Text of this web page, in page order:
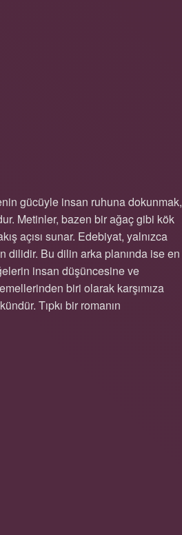
gücüyle insan ruhuna dokunmak,
Metinler, bazen bir ağaç gibi kök
açısı sunar. Edebiyat, yalnızca
dilidir. Bu dilin arka planında ise en
insan düşüncesine ve
biri olarak karşımıza
Tıpkı bir romanın